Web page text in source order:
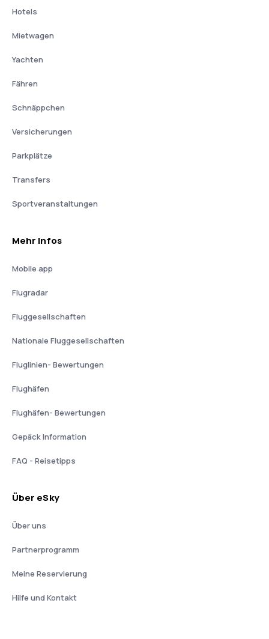
Hotels
Mietwagen
Yachten
Fähren
Schnäppchen
Versicherungen
Parkplätze
Transfers
Sportveranstaltungen
Mehr Infos
Mobile app
Flugradar
Fluggesellschaften
Nationale Fluggesellschaften
Fluglinien- Bewertungen
Flughäfen
Flughäfen- Bewertungen
Gepäck Information
FAQ - Reisetipps
Über eSky
Über uns
Partnerprogramm
Meine Reservierung
Hilfe und Kontakt